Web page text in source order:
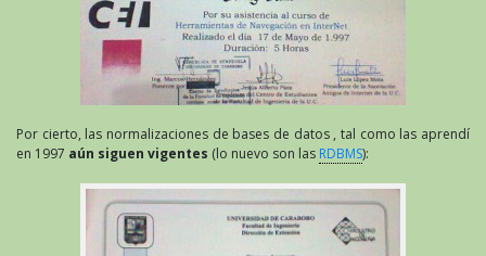
Por cierto, las normalizaciones de bases de datos , tal como las aprendí
en 1997 aún siguen vigentes (lo nuevo son las RDBMS):